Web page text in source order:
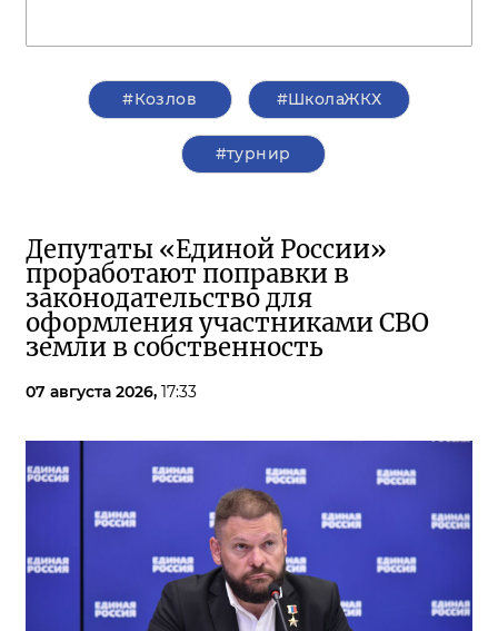
#Козлов #ШколаЖКХ
#турнир
Депутаты «Единой России»
проработают поправки в
законодательство для
оформления участниками СВО
земли в собственность
07 августа 2026, 17:33